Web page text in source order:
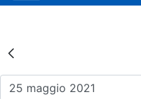
Risultati